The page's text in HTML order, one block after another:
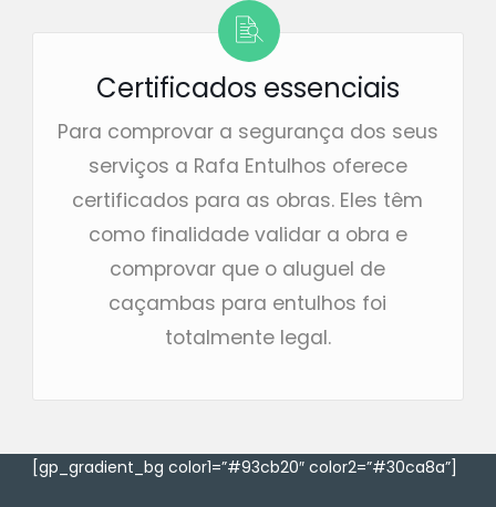
Certificados essenciais
Para comprovar a segurança dos seus
serviços a Rafa Entulhos oferece
certificados para as obras. Eles têm
como finalidade validar a obra e
comprovar que o aluguel de
caçambas para entulhos foi
totalmente legal.
[gp_gradient_bg color1=”#93cb20″ color2=”#30ca8a”]